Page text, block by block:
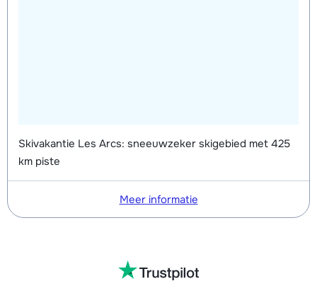
Skivakantie Les Arcs: sneeuwzeker skigebied met 425
km piste
Meer informatie